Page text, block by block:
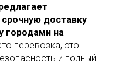
доставку
городами на
перевозка, это
и полный